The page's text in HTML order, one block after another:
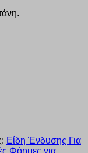
Είδη Ένδυσης Για
Φόρμες για